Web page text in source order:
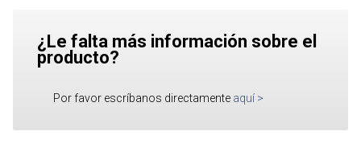
¿Le falta más información sobre el
producto?
Por favor escríbanos directamente aquí >